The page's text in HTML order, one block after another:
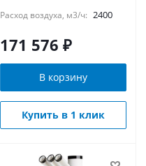
Расход воздуха, м3/ч: 2400
171 576 ₽
В корзину
Купить в 1 клик